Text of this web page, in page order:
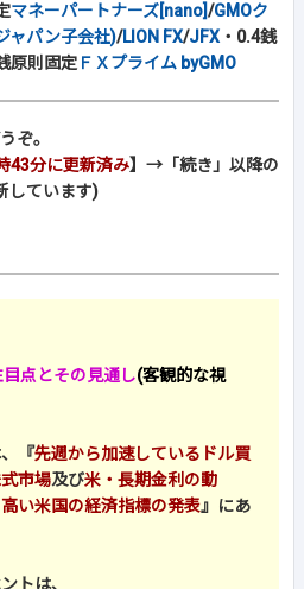
マネーパートナーズ[nano]/GMOク
ャパン子会社)/LION FX/JFX・0.4銭
原則固定 ＦＸプライム byGMO
ぞ。
43分に更新済み】→「続き」以降の
しています)
点とその見通し(客観的な視
『先週から加速しているドル買
市場及び米・長期金利の動
い米国の経済指標の発表』にあ
トは、